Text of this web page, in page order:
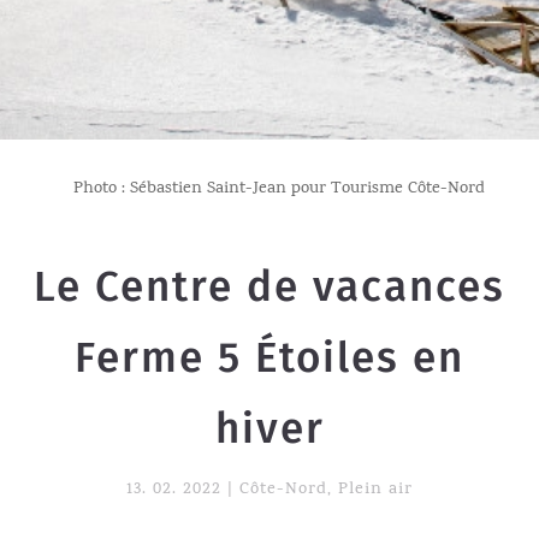
Photo : Sébastien Saint-Jean pour Tourisme Côte-Nord
Le Centre de vacances
Ferme 5 Étoiles en
hiver
13. 02. 2022 Côte-Nord, Plein air